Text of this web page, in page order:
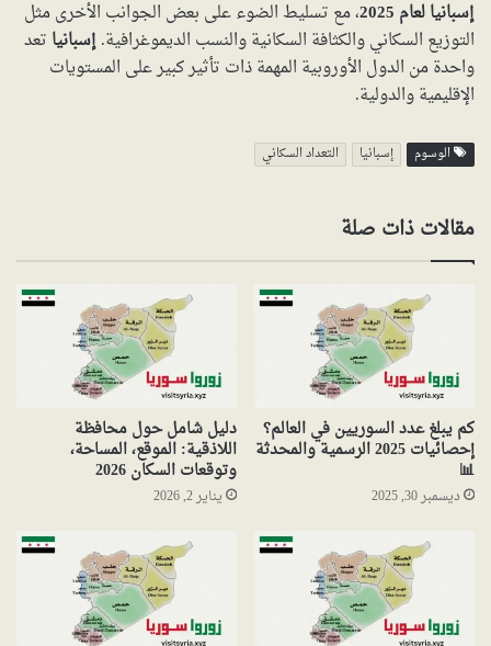
إسبانيا لعام 2025
، مع تسليط الضوء على بعض الجوانب الأخرى مثل
التوزيع السكاني والكثافة السكانية والنسب الديموغرافية.إسبانيا تعد
واحدة من الدول الأوروبية المهمة ذات تأثير كبير على المستويات
الإقليمية والدولية.
الوسوم إسبانيا التعداد السكاني
مقالات ذات صلة
كم يبلغ عدد السوريين في العالم؟
إحصائيات 2025 الرسمية والمحدثة
📊
ديسمبر 30, 2025
دليل شامل حول محافظة
اللاذقية: الموقع، المساحة،
وتوقعات السكان 2026
يناير 2, 2026